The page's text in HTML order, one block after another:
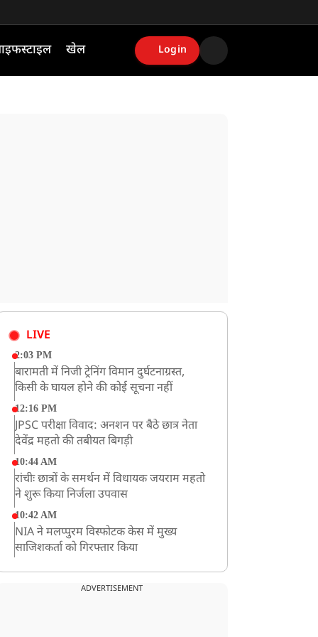
खेल Login
LIVE
2:03 PM
बारामती में निजी ट्रेनिंग विमान दुर्घटनाग्रस्त,
किसी के घायल होने की कोई सूचना नहीं
12:16 PM
JPSC परीक्षा विवाद: अनशन पर बैठे छात्र नेता
देवेंद्र महतो की तबीयत बिगड़ी
10:44 AM
रांचीः छात्रों के समर्थन में विधायक जयराम महतो
ने शुरू किया निर्जला उपवास
10:42 AM
NIA ने मलप्पुरम विस्फोटक केस में मुख्य
साजिशकर्ता को गिरफ्तार किया
PM मोदी को आया अमेरिकी उपराष्ट्रपति जेडी
ADVERTISEMENT